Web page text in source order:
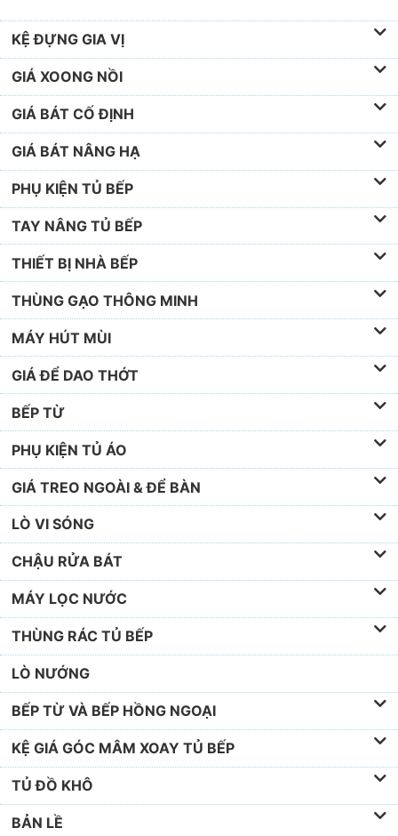
KỆ ĐỰNG GIA VỊ
GIÁ XOONG NỒI
GIÁ BÁT CỐ ĐỊNH
GIÁ BÁT NÂNG HẠ
PHỤ KIỆN TỦ BẾP
TAY NÂNG TỦ BẾP
THIẾT BỊ NHÀ BẾP
THÙNG GẠO THÔNG MINH
MÁY HÚT MÙI
GIÁ ĐỂ DAO THỚT
BẾP TỪ
PHỤ KIỆN TỦ ÁO
GIÁ TREO NGOÀI & ĐỂ BÀN
LÒ VI SÓNG
CHẬU RỬA BÁT
MÁY LỌC NƯỚC
THÙNG RÁC TỦ BẾP
LÒ NƯỚNG
BẾP TỪ VÀ BẾP HỒNG NGOẠI
KỆ GIÁ GÓC MÂM XOAY TỦ BẾP
TỦ ĐỒ KHÔ
BẢN LỀ